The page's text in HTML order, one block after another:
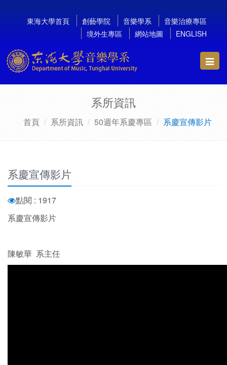
東海大學首頁 創藝學院 音樂學系
音樂治療專區
境外生專區
網站地圖 ENGLISH
系所資訊
首頁 系所資訊 50週年系慶專區 系慶宣傳影片
系慶宣傳影片
點閱 : 1917
系慶宣傳影片
陳敏華 系主任